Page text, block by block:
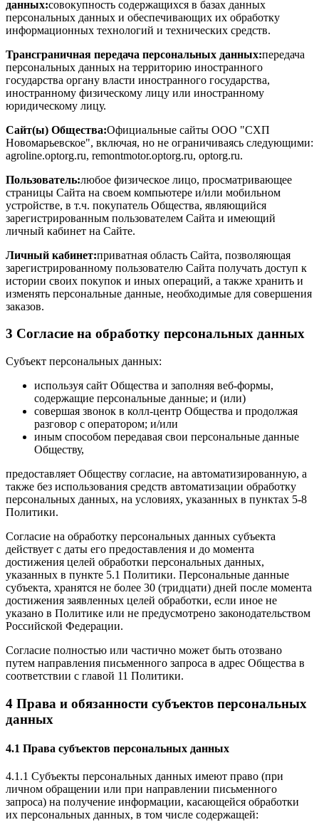
данных:совокупность содержащихся в базах данных
персональных данных и обеспечивающих их обработку
информационных технологий и технических средств.
Трансграничная передача персональных данных:передача
персональных данных на территорию иностранного
государства органу власти иностранного государства,
иностранному физическому лицу или иностранному
юридическому лицу.
Сайт(ы) Общества:Официальные сайты ООО "СХП
Новомарьевское", включая, но не ограничиваясь следующими:
agroline.optorg.ru, remontmotor.optorg.ru, optorg.ru.
Пользователь:любое физическое лицо, просматривающее
страницы Сайта на своем компьютере и/или мобильном
устройстве, в т.ч. покупатель Общества, являющийся
зарегистрированным пользователем Сайта и имеющий
личный кабинет на Сайте.
Личный кабинет:приватная область Сайта, позволяющая
зарегистрированному пользователю Сайта получать доступ к
истории своих покупок и иных операций, а также хранить и
изменять персональные данные, необходимые для совершения
заказов.
3 Согласие на обработку персональных данных
Субъект персональных данных:
используя сайт Общества и заполняя веб-формы,
содержащие персональные данные; и (или)
совершая звонок в колл-центр Общества и продолжая
разговор с оператором; и/или
иным способом передавая свои персональные данные
Обществу,
предоставляет Обществу согласие, на автоматизированную, а
также без использования средств автоматизации обработку
персональных данных, на условиях, указанных в пунктах 5-8
Политики.
Согласие на обработку персональных данных субъекта
действует с даты его предоставления и до момента
достижения целей обработки персональных данных,
указанных в пункте 5.1 Политики. Персональные данные
субъекта, хранятся не более 30 (тридцати) дней после момента
достижения заявленных целей обработки, если иное не
указано в Политике или не предусмотрено законодательством
Российской Федерации.
Согласие полностью или частично может быть отозвано
путем направления письменного запроса в адрес Общества в
соответствии с главой 11 Политики.
4 Права и обязанности субъектов персональных
данных
4.1 Права субъектов персональных данных
4.1.1 Субъекты персональных данных имеют право (при
личном обращении или при направлении письменного
запроса) на получение информации, касающейся обработки
их персональных данных, в том числе содержащей: